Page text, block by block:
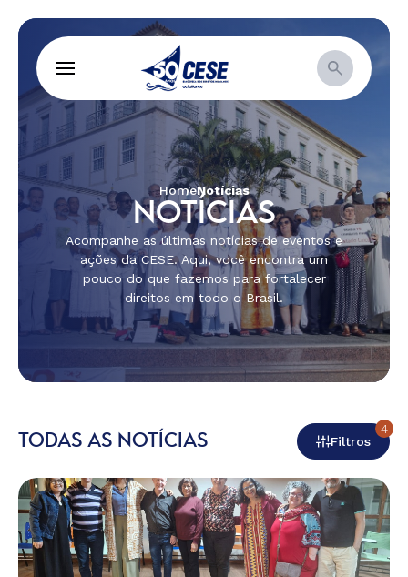
HomeNotícias
NOTÍCIAS
Acompanhe as últimas notícias de eventos e
ações da CESE. Aqui, você encontra um
pouco do que fazemos para fortalecer
direitos em todo o Brasil.
TODAS AS NOTÍCIAS Filtros
4